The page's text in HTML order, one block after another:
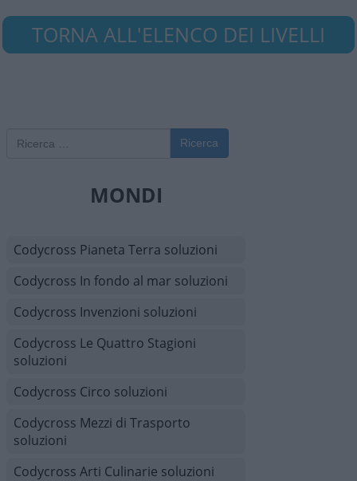
TORNA ALL'ELENCO DEI LIVELLI
Ricerca
MONDI
Codycross Pianeta Terra soluzioni
Codycross In fondo al mar soluzioni
Codycross Invenzioni soluzioni
Codycross Le Quattro Stagioni
soluzioni
Codycross Circo soluzioni
Codycross Mezzi di Trasporto
soluzioni
Codycross Arti Culinarie soluzioni